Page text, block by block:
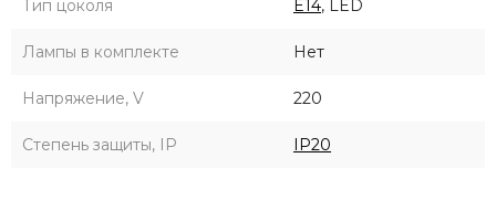
Тип цоколя E14, LED
Лампы в комплекте Нет
Напряжение, V 220
Степень защиты, IP IP20